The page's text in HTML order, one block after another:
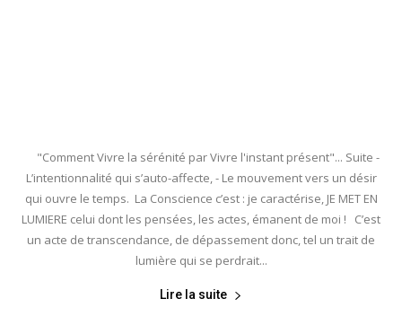
"Comment Vivre la sérénité par Vivre l'instant présent"... Suite -
L’intentionnalité qui s’auto-affecte, - Le mouvement vers un désir
qui ouvre le temps. La Conscience c’est : je caractérise, JE MET EN
LUMIERE celui dont les pensées, les actes, émanent de moi ! C’est
un acte de transcendance, de dépassement donc, tel un trait de
lumière qui se perdrait...
Lire la suite